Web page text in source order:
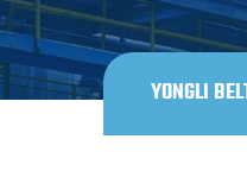
YONGLI